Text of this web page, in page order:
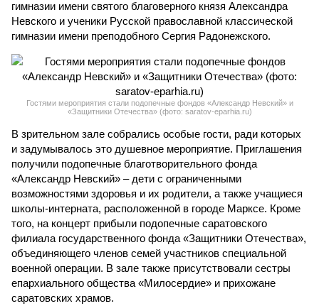
гимназии имени святого благоверного князя Александра
Невского и ученики Русской православной классической
гимназии имени преподобного Сергия Радонежского.
Гостями мероприятия стали подопечные фондов «Александр Невский» и
«Защитники Отечества» (фото: saratov-eparhia.ru)
В зрительном зале собрались особые гости, ради которых
и задумывалось это душевное мероприятие. Приглашения
получили подопечные благотворительного фонда
«Александр Невский» – дети с ограниченными
возможностями здоровья и их родители, а также учащиеся
школы-интерната, расположенной в городе Марксе. Кроме
того, на концерт прибыли подопечные саратовского
филиала государственного фонда «Защитники Отечества»,
объединяющего членов семей участников специальной
военной операции. В зале также присутствовали сестры
епархиального общества «Милосердие» и прихожане
саратовских храмов.